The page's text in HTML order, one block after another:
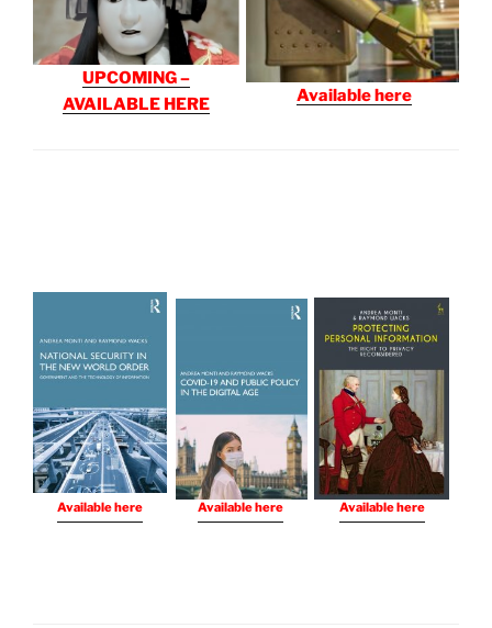
UPCOMING –
AVAILABLE HERE
Available here
Available here Available here Available here